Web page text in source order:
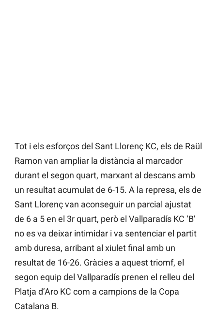
Tot i els esforços del Sant Llorenç KC, els de Raül
Ramon van ampliar la distància al marcador
durant el segon quart, marxant al descans amb
un resultat acumulat de 6-15. A la represa, els de
Sant Llorenç van aconseguir un parcial ajustat
de 6 a 5 en el 3r quart, però el Vallparadís KC ‘B’
no es va deixar intimidar i va sentenciar el partit
amb duresa, arribant al xiulet final amb un
resultat de 16-26. Gràcies a aquest triomf, el
segon equip del Vallparadís prenen el relleu del
Platja d’Aro KC com a campions de la Copa
Catalana B.